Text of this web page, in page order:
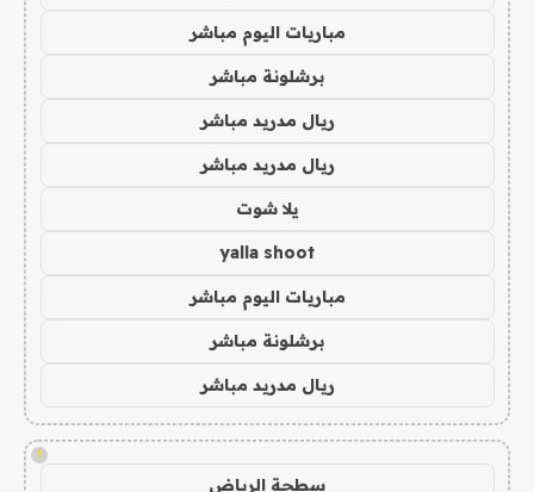
مباريات اليوم مباشر
برشلونة مباشر
ريال مدريد مباشر
ريال مدريد مباشر
يلا شوت
yalla shoot
مباريات اليوم مباشر
برشلونة مباشر
ريال مدريد مباشر
!
سطحة الرياض